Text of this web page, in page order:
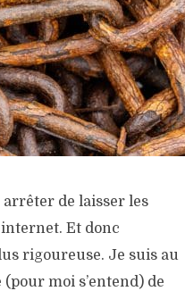
arrêter de laisser les
Et donc
rigoureuse. Je suis au
moi s’entend) de